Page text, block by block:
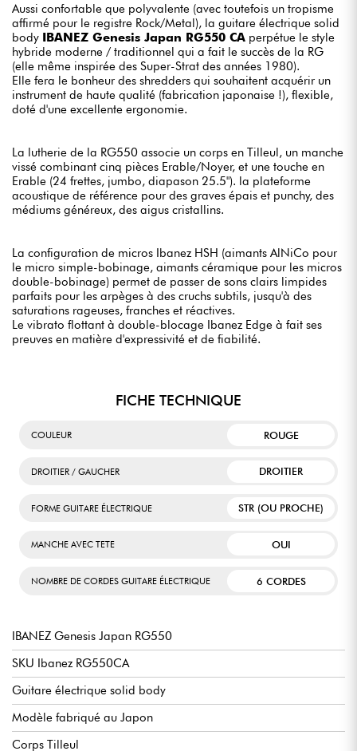
Aussi confortable que polyvalente (avec toutefois un tropisme
affirmé pour le registre Rock/Metal), la guitare électrique solid
body IBANEZ Genesis Japan RG550 CA perpétue le style
hybride moderne / traditionnel qui a fait le succès de la RG
(elle même inspirée des Super-Strat des années 1980).
Elle fera le bonheur des shredders qui souhaitent acquérir un
instrument de haute qualité (fabrication japonaise !), flexible,
doté d'une excellente ergonomie.
La lutherie de la RG550 associe un corps en Tilleul, un manche
vissé combinant cinq pièces Erable/Noyer, et une touche en
Erable (24 frettes, jumbo, diapason 25.5"). la plateforme
acoustique de référence pour des graves épais et punchy, des
médiums généreux, des aigus cristallins.
La configuration de micros Ibanez HSH (aimants AlNiCo pour
le micro simple-bobinage, aimants céramique pour les micros
double-bobinage) permet de passer de sons clairs limpides
parfaits pour les arpèges à des cruchs subtils, jusqu'à des
saturations rageuses, franches et réactives.
Le vibrato flottant à double-blocage Ibanez Edge à fait ses
preuves en matière d'expressivité et de fiabilité.
FICHE TECHNIQUE
COULEUR ROUGE
DROITIER / GAUCHER DROITIER
FORME GUITARE ÉLECTRIQUE STR (OU PROCHE)
MANCHE AVEC TETE OUI
NOMBRE DE CORDES GUITARE ÉLECTRIQUE 6 CORDES
IBANEZ Genesis Japan RG550
SKU Ibanez RG550CA
Guitare électrique solid body
Modèle fabriqué au Japon
Corps Tilleul